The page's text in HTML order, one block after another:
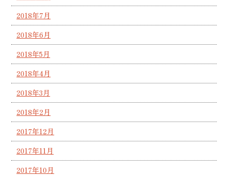
2018年7月
2018年6月
2018年5月
2018年4月
2018年3月
2018年2月
2017年12月
2017年11月
2017年10月